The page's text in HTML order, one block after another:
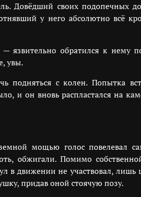
Довёдший своих
у него абсолютно всё
язвительно обратился к нему
увы.
подняться с колен. Попытка
и он вновь распластался на
мощью голос повелевал
обжигали. Помимо
в движении не участвовал,
придав оной стоячую позу.